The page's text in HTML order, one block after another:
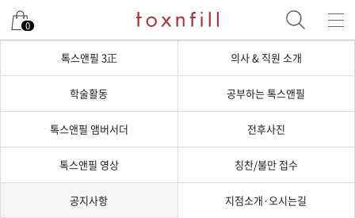
0
톡스앤필 3正 의사 & 직원 소개
학술활동 공부하는 톡스앤필
톡스앤필 앰버서더 전후사진
톡스앤필 영상 칭찬/불만 접수
공지사항 지점소개·오시는길